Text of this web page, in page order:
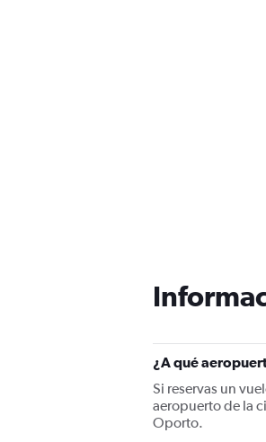
¿A qué
Si reservas un
aeropuerto de la
Oporto.